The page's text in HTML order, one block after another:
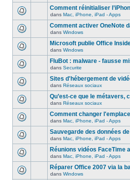
Comment réinitialiser
dans Mac, iPhone, iPad - Apps
Comment activer OneNote
dans Windows
Microsoft publie Office
dans Windows
FluBot : malware - fausse
dans Securite
Sites d'hébergement de
dans Réseaux sociaux
Qu’est-ce que le métavers,
dans Réseaux sociaux
Comment changer
dans Mac, iPhone, iPad - Apps
Sauvegarde des données
dans Mac, iPhone, iPad - Apps
Réunions vidéos FaceTime
dans Mac, iPhone, iPad - Apps
Réparer Office 2007 via la
dans Windows